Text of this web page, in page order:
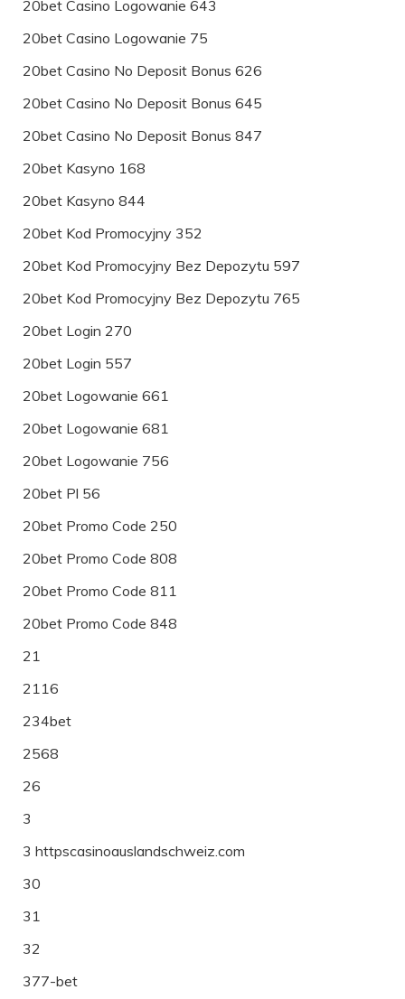
20bet Casino Logowanie 643
20bet Casino Logowanie 75
20bet Casino No Deposit Bonus 626
20bet Casino No Deposit Bonus 645
20bet Casino No Deposit Bonus 847
20bet Kasyno 168
20bet Kasyno 844
20bet Kod Promocyjny 352
20bet Kod Promocyjny Bez Depozytu 597
20bet Kod Promocyjny Bez Depozytu 765
20bet Login 270
20bet Login 557
20bet Logowanie 661
20bet Logowanie 681
20bet Logowanie 756
20bet Pl 56
20bet Promo Code 250
20bet Promo Code 808
20bet Promo Code 811
20bet Promo Code 848
21
2116
234bet
2568
26
3
3 httpscasinoauslandschweiz.com
30
31
32
377-bet